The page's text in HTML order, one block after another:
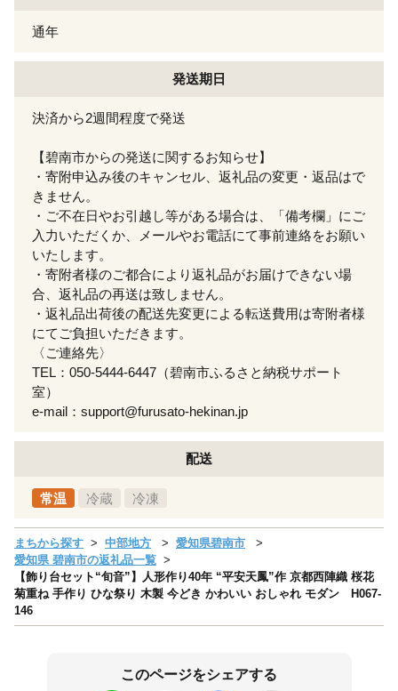
通年
発送期日
決済から2週間程度で発送
【碧南市からの発送に関するお知らせ】
・寄附申込み後のキャンセル、返礼品の変更・返品はで
きません。
・ご不在日やお引越し等がある場合は、「備考欄」にご
入力いただくか、メールやお電話にて事前連絡をお願い
いたします。
・寄附者様のご都合により返礼品がお届けできない場
合、返礼品の再送は致しません。
・返礼品出荷後の配送先変更による転送費用は寄附者様
にてご負担いただきます。
〈ご連絡先〉
TEL：050-5444-6447（碧南市ふるさと納税サポート
室）
e-mail：support@furusato-hekinan.jp
配送
常温 冷蔵 冷凍
まちから探す 中部地方
愛知県碧南市
愛知県 碧南市の返礼品一覧
【飾り台セット“旬音”】人形作り40年 “平安天鳳”作 京都西陣織 桜花
菊重ね 手作り ひな祭り 木製 今どき かわいい おしゃれ モダン H067-
146
このページをシェアする